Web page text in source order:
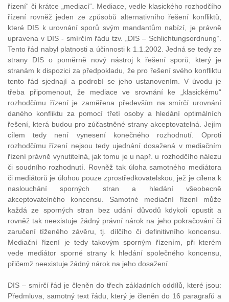
řízení“ či krátce „mediací“. Mediace, vedle klasického rozhodčího
řízení rovněž jeden ze způsobů alternativního řešení konfliktů,
které DIS k urovnání sporů svým mandantům nabízí, je právně
upravena v DIS - smírčím řádu tzv. „DIS – Schlichtungsordnung“.
Tento řád nabyl platnosti a účinnosti k 1.1.2002. Jedná se tedy ze
strany DIS o poměrně nový nástroj k řešení sporů, který je
stranám k dispozici za předpokladu, že pro řešení svého konfliktu
tento řád sjednají a podrobí se jeho ustanovením. V úvodu je
třeba připomenout, že mediace ve srovnání ke „klasickému“
rozhodčímu řízení je zaměřena především na smírčí urovnání
daného konfliktu za pomocí třetí osoby a hledání optimálních
řešení, která budou pro zúčastněné strany akceptovatelná. Jejím
cílem tedy není vynesení konečného rozhodnutí. Oproti
rozhodčímu řízení nejsou tedy ujednání dosažená v mediačním
řízení právně vynutitelná, jak tomu je u např. u rozhodčího nálezu
či soudního rozhodnutí. Rovněž tak úloha samotného mediátora
či mediátorů je úlohou pouze zprostředkovatelskou, jež je cílena k
naslouchání sporných stran a hledání všeobecně
akceptovatelného koncensu. Samotné mediační řízení může
každá ze sporných stran bez udání důvodů kdykoli opustit a
rovněž tak neexistuje žádný právní nárok na jeho pokračování či
zaručení tíženého závěru, tj. dílčího či definitivního koncensu.
Mediační řízení je tedy takovým sporným řízením, při kterém
vede mediátor sporné strany k hledání společného koncensu,
přičemž neexistuje žádný nárok na jeho dosažení.
DIS – smírčí řád je členěn do třech základních oddílů, které jsou:
Předmluva, samotný text řádu, který je členěn do 16 paragrafů a